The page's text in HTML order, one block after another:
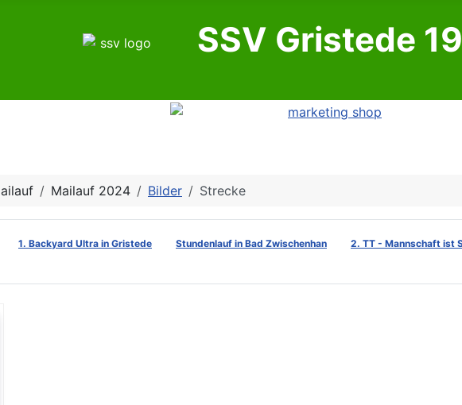
SSV Gristede
Mailauf 2024 Bilder Strecke
1. Backyard Ultra in Gristede Stundenlauf in Bad Zwischenhan 2. TT - Mannschaft ist